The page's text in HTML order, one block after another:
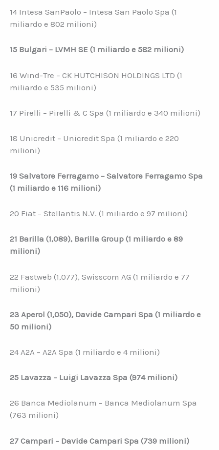
14 Intesa SanPaolo – Intesa San Paolo Spa (1
miliardo e 802 milioni)
15 Bulgari – LVMH SE (1 miliardo e 582 milioni)
16 Wind-Tre – CK HUTCHISON HOLDINGS LTD (1
miliardo e 535 milioni)
17 Pirelli – Pirelli & C Spa (1 miliardo e 340 milioni)
18 Unicredit – Unicredit Spa (1 miliardo e 220
milioni)
19 Salvatore Ferragamo – Salvatore Ferragamo Spa
(1 miliardo e 116 milioni)
20 Fiat – Stellantis N.V. (1 miliardo e 97 milioni)
21 Barilla (1,089), Barilla Group (1 miliardo e 89
milioni)
22 Fastweb (1,077), Swisscom AG (1 miliardo e 77
milioni)
23 Aperol (1,050), Davide Campari Spa (1 miliardo e
50 milioni)
24 A2A – A2A Spa (1 miliardo e 4 milioni)
25 Lavazza – Luigi Lavazza Spa (974 milioni)
26 Banca Mediolanum – Banca Mediolanum Spa
(763 milioni)
27 Campari – Davide Campari Spa (739 milioni)